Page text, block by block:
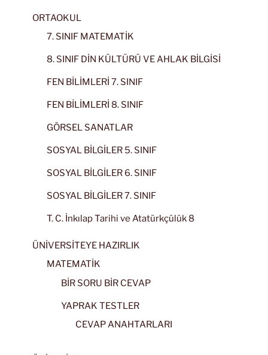
ORTAOKUL
7. SINIF MATEMATİK
8. SINIF DİN KÜLTÜRÜ VE AHLAK BİLGİSİ
FEN BİLİMLERİ 7. SINIF
FEN BİLİMLERİ 8. SINIF
GÖRSEL SANATLAR
SOSYAL BİLGİLER 5. SINIF
SOSYAL BİLGİLER 6. SINIF
SOSYAL BİLGİLER 7. SINIF
T. C. İnkılap Tarihi ve Atatürkçülük 8
ÜNİVERSİTEYE HAZIRLIK
MATEMATİK
BİR SORU BİR CEVAP
YAPRAK TESTLER
CEVAP ANAHTARLARI